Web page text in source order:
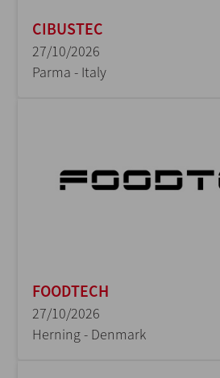
CIBUSTEC
27/10/2026
Parma - Italy
FOODTECH
27/10/2026
Herning - Denmark